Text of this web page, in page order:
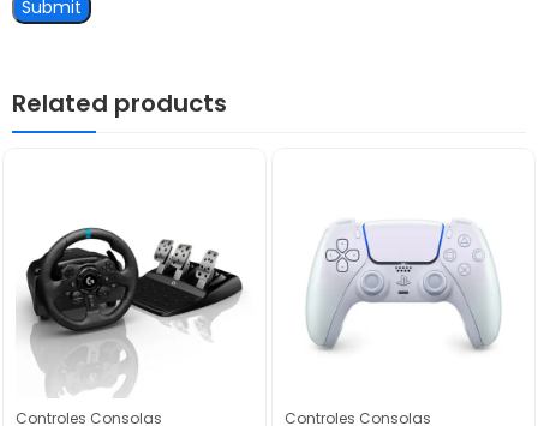
Related products
Controles Consolas Controles Consolas